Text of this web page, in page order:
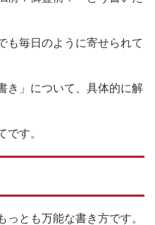
も毎日のように寄せられて
き」について、具体的に解
です。
っとも万能な書き方です。